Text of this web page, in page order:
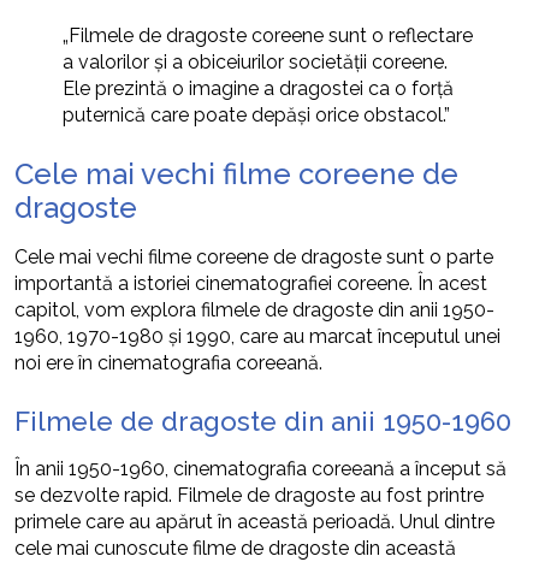
„Filmele de dragoste coreene sunt o reflectare
a valorilor și a obiceiurilor societății coreene.
Ele prezintă o imagine a dragostei ca o forță
puternică care poate depăși orice obstacol.”
Cele mai vechi filme coreene de
dragoste
Cele mai vechi filme coreene de dragoste sunt o parte
importantă a istoriei cinematografiei coreene. În acest
capitol, vom explora filmele de dragoste din anii 1950-
1960, 1970-1980 și 1990, care au marcat începutul unei
noi ere în cinematografia coreeană.
Filmele de dragoste din anii 1950-1960
În anii 1950-1960, cinematografia coreeană a început să
se dezvolte rapid. Filmele de dragoste au fost printre
primele care au apărut în această perioadă. Unul dintre
cele mai cunoscute filme de dragoste din această